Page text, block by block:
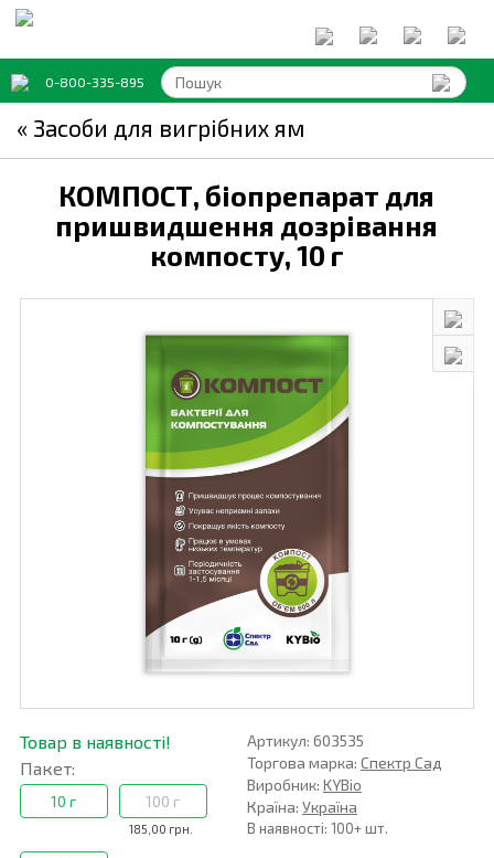
0-800-335-895
« Засоби для вигрібних ям
КОМПОСТ, біопрепарат для
пришвидшення дозрівання
компосту, 10 г
Товар в наявності!
Пакет:
10 г
185,00 грн.
100 г
Артикул: 603535
Торгова марка: Спектр Сад
Виробник: KYBio
Країна: Україна
В наявності: 100+ шт.